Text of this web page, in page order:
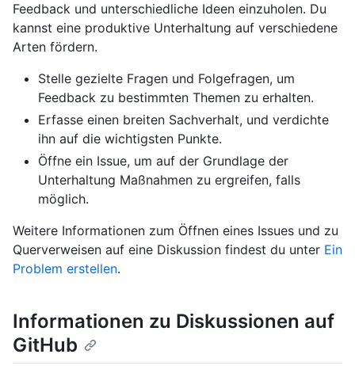
Feedback und unterschiedliche Ideen einzuholen. Du
kannst eine produktive Unterhaltung auf verschiedene
Arten fördern.
Stelle gezielte Fragen und Folgefragen, um
Feedback zu bestimmten Themen zu erhalten.
Erfasse einen breiten Sachverhalt, und verdichte
ihn auf die wichtigsten Punkte.
Öffne ein Issue, um auf der Grundlage der
Unterhaltung Maßnahmen zu ergreifen, falls
möglich.
Weitere Informationen zum Öffnen eines Issues und zu
Querverweisen auf eine Diskussion findest du unter Ein
Problem erstellen.
Informationen zu Diskussionen auf
GitHub